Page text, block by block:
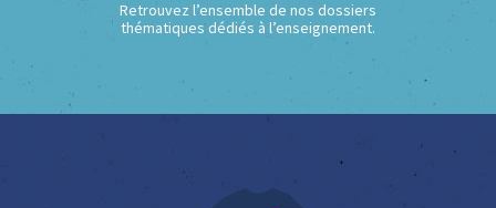
Retrouvez l’ensemble de nos dossiers
thématiques dédiés à l’enseignement.